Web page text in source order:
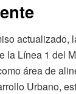
actualizado,
la Línea 1 del
área de
Urbano,